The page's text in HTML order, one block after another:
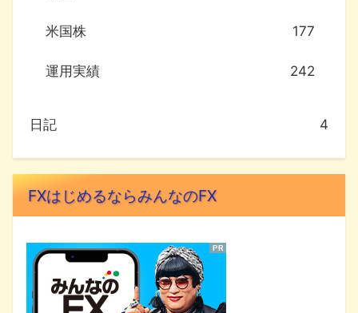
米国株 177
運用実績 242
日記 4
FXはじめるならみんなのFX